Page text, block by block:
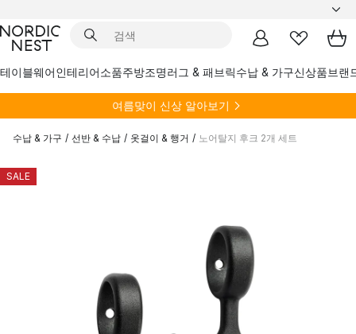
테이블웨어인테리어소품주방조명러그 & 패브릭수납 & 가구신상품브랜
여름맞이 신상 알아보기
수납 & 가구 / 선반 & 수납 / 옷걸이 & 행거 / 노어탈지 후크 2개 세트
SALE